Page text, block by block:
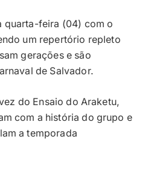
quarta-feira (04) com o
um repertório repleto
gerações e são
de Salvador.
do Ensaio do Araketu,
com a história do grupo e
a temporada